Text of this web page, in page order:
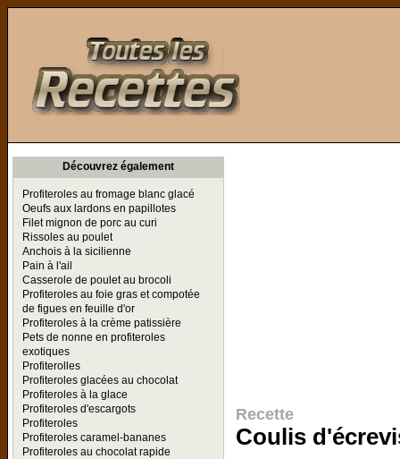
Découvrez également
Profiteroles au fromage blanc glacé
Oeufs aux lardons en papillotes
Filet mignon de porc au curi
Rissoles au poulet
Anchois à la sicilienne
Pain à l'ail
Casserole de poulet au brocoli
Profiteroles au foie gras et compotée
de figues en feuille d'or
Profiteroles à la crème patissière
Pets de nonne en profiteroles
exotiques
Profiterolles
Profiteroles glacées au chocolat
Profiteroles à la glace
Profiteroles d'escargots
Profiteroles
Profiteroles caramel-bananes
Profiteroles au chocolat rapide
Recette
Coulis